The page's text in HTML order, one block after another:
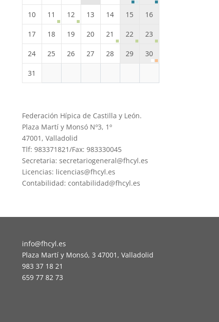
10 11 12 13 14 15 16
17 18 19 20 21 22 23
24 25 26 27 28 29 30
31
Federación Hípica de Castilla y León.
Plaza Martí y Monsó Nº3, 1º
47001, Valladolid
Tlf: 983371821/Fax: 983330045
Secretaria: secretariogeneral@fhcyl.es
Licencias: licencias@fhcyl.es
Contabilidad: contabilidad@fhcyl.es
info@fhcyl.es
Plaza Martí y Monsó, 3 47001, Valladolid
983 37 18 21
659 77 82 73